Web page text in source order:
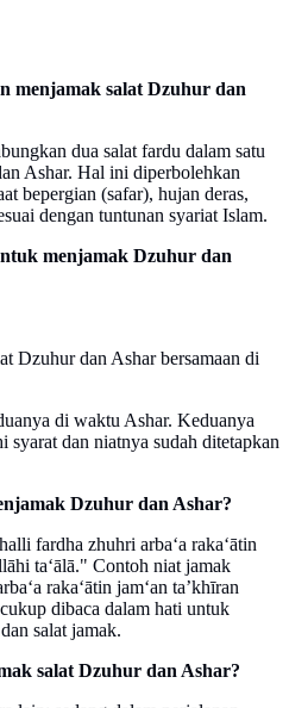
menjamak salat Dzuhur dan
dua salat fardu dalam satu
Ashar. Hal ini diperbolehkan
bepergian (safar), hujan deras,
dengan tuntunan syariat Islam.
menjamak Dzuhur dan
Dzuhur dan Ashar bersamaan di
di waktu Ashar. Keduanya
syarat dan niatnya sudah ditetapkan
Dzuhur dan Ashar?
fardha zhuhri arba‘a raka‘ātin
ta‘ālā." Contoh niat jamak
raka‘ātin jam‘an ta’khīran
dibaca dalam hati untuk
salat jamak.
salat Dzuhur dan Ashar?